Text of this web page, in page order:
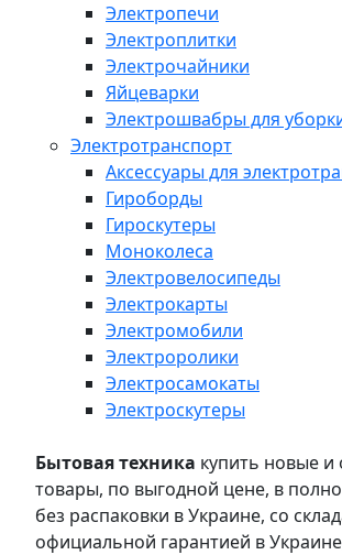
Электропечи
Электроплитки
Электрочайники
Яйцеварки
Электрошвабры для
Электротранспорт
Аксессуары для
Гироборды
Гироскутеры
Моноколеса
Электровелосипеды
Электрокарты
Электромобили
Электроролики
Электросамокаты
Электроскутеры
Бытовая техника купить новые
товары, по выгодной цене, в
без распаковки в Украине, со
официальной гарантией в